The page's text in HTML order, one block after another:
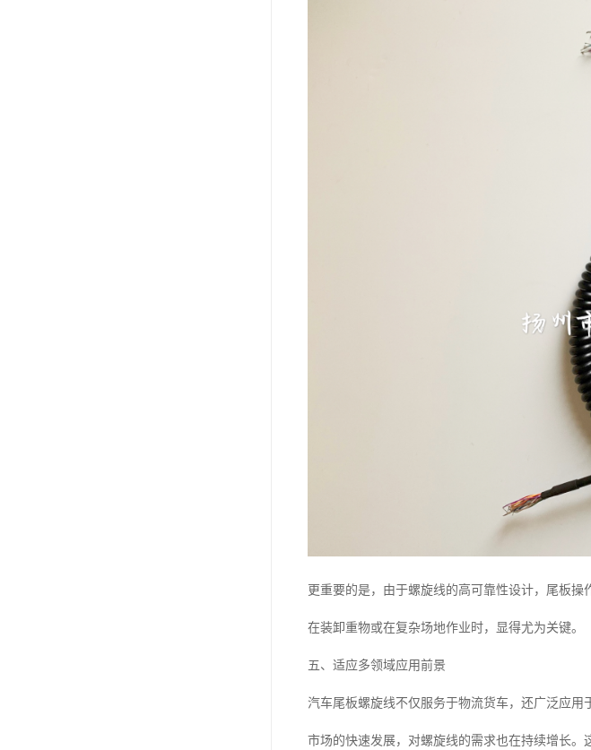
更重要的是，由于螺旋线的高可靠性设计，尾板
在装卸重物或在复杂场地作业时，显得尤为关键。
五、适应多领域应用前景
汽车尾板螺旋线不仅服务于物流货车，还广泛应
市场的快速发展，对螺旋线的需求也在持续增长